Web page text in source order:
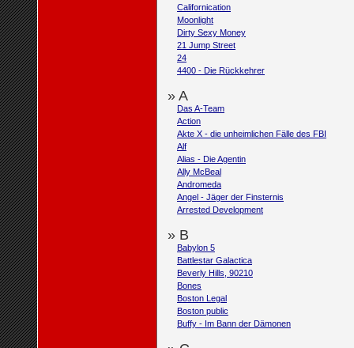
Californication
Moonlight
Dirty Sexy Money
21 Jump Street
24
4400 - Die Rückkehrer
» A
Das A-Team
Action
Akte X - die unheimlichen Fälle des FBI
Alf
Alias - Die Agentin
Ally McBeal
Andromeda
Angel - Jäger der Finsternis
Arrested Development
» B
Babylon 5
Battlestar Galactica
Beverly Hills, 90210
Bones
Boston Legal
Boston public
Buffy - Im Bann der Dämonen